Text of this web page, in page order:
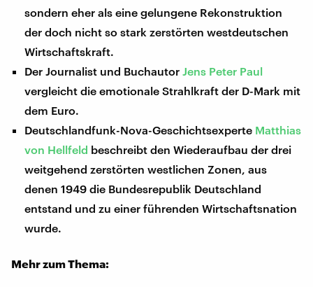
sondern eher als eine gelungene Rekonstruktion
der doch nicht so stark zerstörten westdeutschen
Wirtschaftskraft.
Der Journalist und Buchautor Jens Peter Paul
vergleicht die emotionale Strahlkraft der D-Mark mit
dem Euro.
Deutschlandfunk-Nova-Geschichtsexperte Matthias
von Hellfeld beschreibt den Wiederaufbau der drei
weitgehend zerstörten westlichen Zonen, aus
denen 1949 die Bundesrepublik Deutschland
entstand und zu einer führenden Wirtschaftsnation
wurde.
Mehr zum Thema: